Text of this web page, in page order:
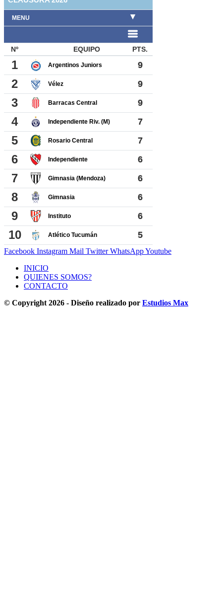
Facebook Instagram Mail Twitter WhatsAppYoutube
INICIO
QUIENES SOMOS?
CONTACTO
© Copyright 2026 - Diseño realizado por Estudios Max